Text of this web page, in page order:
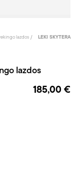
lazdos
LEKI SKYTERA
lazdos
185,00 €